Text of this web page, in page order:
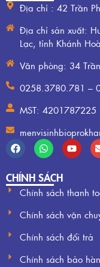
Địa chỉ : 42 Trần
Địa chỉ sản xuất:
Lạc, tỉnh Khánh Hoà
Văn phòng: 34
0258.3780.781 –
MST: 4201787225
CHÍNH SÁCH
Chính sách thanh
Chính sách vận
Chính sách đổi trả
Chính sách bảo